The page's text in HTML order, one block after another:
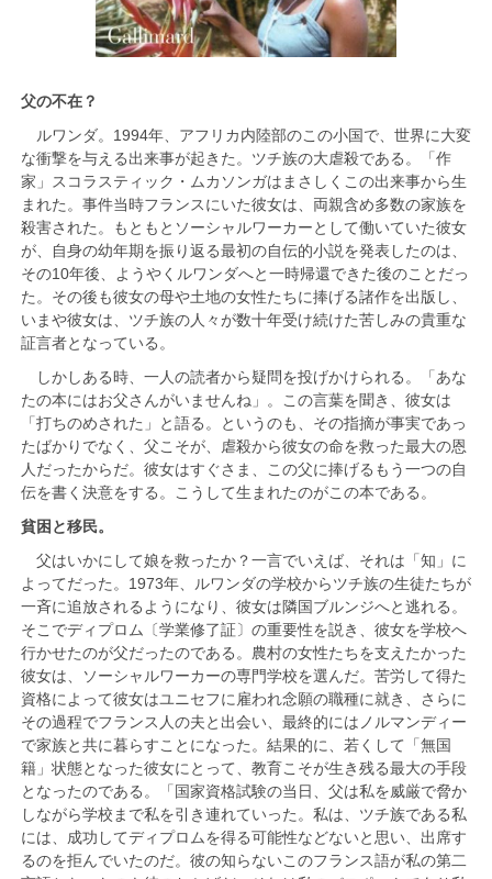
父の不在？
ルワンダ。1994年、アフリカ内陸部のこの小国で、世界に大変
な衝撃を与える出来事が起きた。ツチ族の大虐殺である。「作
家」スコラスティック・ムカソンガはまさしくこの出来事から生
まれた。事件当時フランスにいた彼女は、両親含め多数の家族を
殺害された。もともとソーシャルワーカーとして働いていた彼女
が、自身の幼年期を振り返る最初の自伝的小説を発表したのは、
その10年後、ようやくルワンダへと一時帰還できた後のことだっ
た。その後も彼女の母や土地の女性たちに捧げる諸作を出版し、
いまや彼女は、ツチ族の人々が数十年受け続けた苦しみの貴重な
証言者となっている。
しかしある時、一人の読者から疑問を投げかけられる。「あな
たの本にはお父さんがいませんね」。この言葉を聞き、彼女は
「打ちのめされた」と語る。というのも、その指摘が事実であっ
たばかりでなく、父こそが、虐殺から彼女の命を救った最大の恩
人だったからだ。彼女はすぐさま、この父に捧げるもう一つの自
伝を書く決意をする。こうして生まれたのがこの本である。
貧困と移民。
父はいかにして娘を救ったか？一言でいえば、それは「知」に
よってだった。1973年、ルワンダの学校からツチ族の生徒たちが
一斉に追放されるようになり、彼女は隣国ブルンジへと逃れる。
そこでディプロム〔学業修了証〕の重要性を説き、彼女を学校へ
行かせたのが父だったのである。農村の女性たちを支えたかった
彼女は、ソーシャルワーカーの専門学校を選んだ。苦労して得た
資格によって彼女はユニセフに雇われ念願の職種に就き、さらに
その過程でフランス人の夫と出会い、最終的にはノルマンディー
で家族と共に暮らすことになった。結果的に、若くして「無国
籍」状態となった彼女にとって、教育こそが生き残る最大の手段
となったのである。「国家資格試験の当日、父は私を威厳で脅か
しながら学校まで私を引き連れていった。私は、ツチ族である私
には、成功してディプロムを得る可能性などないと思い、出席す
るのを拒んでいたのだ。彼の知らないこのフランス語が私の第二